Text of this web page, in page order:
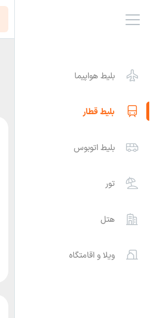
بلیط هواپیما
بلیط قطار
بلیط اتوبوس
تور
هتل
ویلا و اقامتگاه